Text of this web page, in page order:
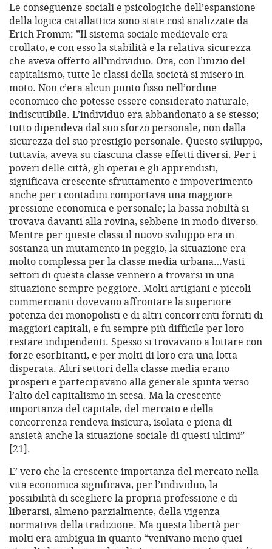
Le conseguenze sociali e psicologiche dell’espansione
della logica catallattica sono state così analizzate da
Erich Fromm: ”Il sistema sociale medievale era
crollato, e con esso la stabilità e la relativa sicurezza
che aveva offerto all’individuo. Ora, con l’inizio del
capitalismo, tutte le classi della società si misero in
moto. Non c’era alcun punto fisso nell’ordine
economico che potesse essere considerato naturale,
indiscutibile. L’individuo era abbandonato a se stesso;
tutto dipendeva dal suo sforzo personale, non dalla
sicurezza del suo prestigio personale. Questo sviluppo,
tuttavia, aveva su ciascuna classe effetti diversi. Per i
poveri delle città, gli operai e gli apprendisti,
significava crescente sfruttamento e impoverimento
anche per i contadini comportava una maggiore
pressione economica e personale; la bassa nobiltà si
trovava davanti alla rovina, sebbene in modo diverso.
Mentre per queste classi il nuovo sviluppo era in
sostanza un mutamento in peggio, la situazione era
molto complessa per la classe media urbana…Vasti
settori di questa classe vennero a trovarsi in una
situazione sempre peggiore. Molti artigiani e piccoli
commercianti dovevano affrontare la superiore
potenza dei monopolisti e di altri concorrenti forniti di
maggiori capitali, e fu sempre più difficile per loro
restare indipendenti. Spesso si trovavano a lottare con
forze esorbitanti, e per molti di loro era una lotta
disperata. Altri settori della classe media erano
prosperi e partecipavano alla generale spinta verso
l’alto del capitalismo in scesa. Ma la crescente
importanza del capitale, del mercato e della
concorrenza rendeva insicura, isolata e piena di
ansietà anche la situazione sociale di questi ultimi”
[21].
E’ vero che la crescente importanza del mercato nella
vita economica significava, per l’individuo, la
possibilità di scegliere la propria professione e di
liberarsi, almeno parzialmente, della vigenza
normativa della tradizione. Ma questa libertà per
molti era ambigua in quanto “venivano meno quei